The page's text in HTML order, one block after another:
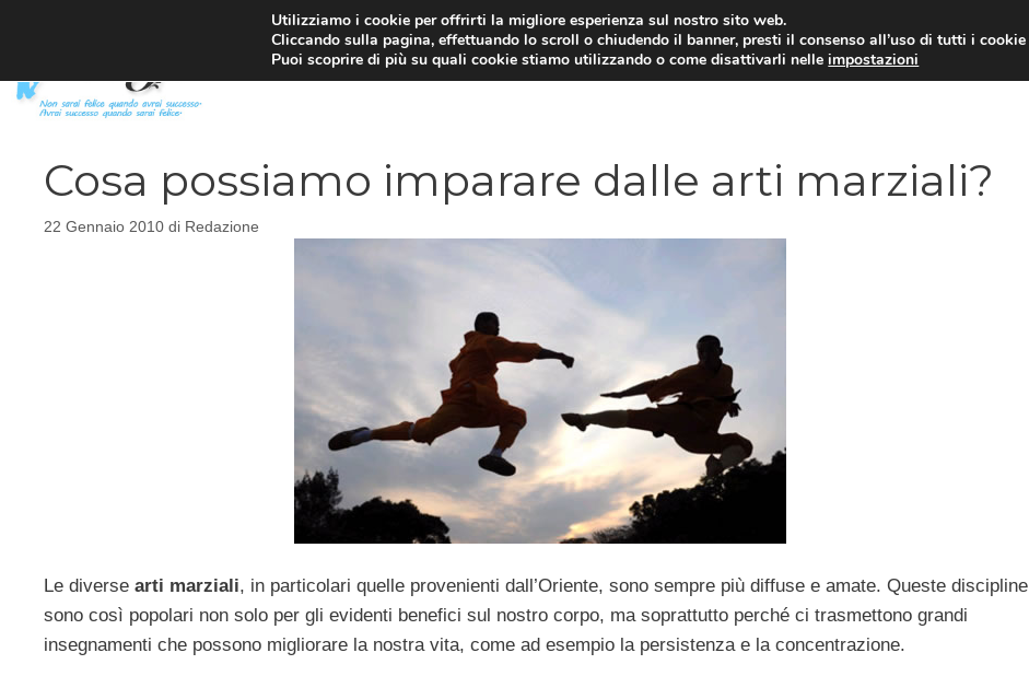
DIPENDENZE RELAZIONI INTERPERSONALI
Cosa possiamo imparare dalle arti marziali?
22 Gennaio 2010 di Redazione
Le diverse arti marziali, in particolari quelle provenienti dall’Oriente, sono sempre più diffuse e amate. Queste discipline
sono così popolari non solo per gli evidenti benefici sul nostro corpo, ma soprattutto perché ci trasmettono grandi
insegnamenti che possono migliorare la nostra vita, come ad esempio la persistenza e la concentrazione.
Utilizziamo i cookie per offrirti la migliore esperienza sul nostro sito web.
Cliccando sulla pagina, effettuando lo scroll o chiudendo il banner, presti il consenso all’uso di tutti i cookie
Puoi scoprire di più su quali cookie stiamo utilizzando o come disattivarli nelleimpostazioni